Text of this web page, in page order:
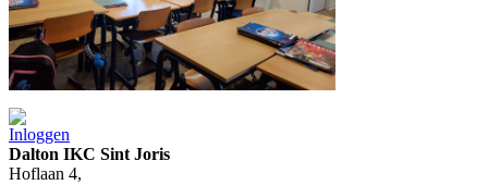
Inloggen
Dalton IKC Sint Joris
Hoflaan 4,